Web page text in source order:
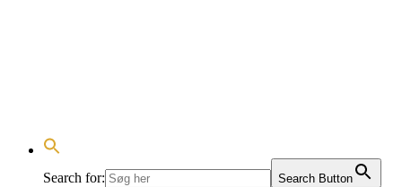
Search for: Search Button